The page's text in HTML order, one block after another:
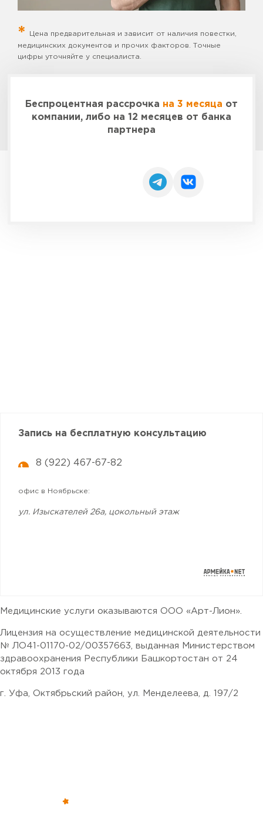
*
Цена предварительная и зависит от наличия повестки,
медицинских документов и прочих факторов. Точные
цифры уточняйте у специалиста.
Беспроцентная рассрочка на 3 месяца от
компании, либо на 12 месяцев от банка
партнера
Запись на бесплатную консультацию
8 (922) 467-67-82
офис в Ноябрьске:
ул. Изыскателей 26а, цокольный этаж
Медицинские услуги оказываются ООО «Арт-Лион»
Лицензия на осуществление медицинской деятельности
№ ЛО41-01170-02/00357663 , выданная
Министерством
здравоохранения Республики Башкортостан от 24
октября 2013 года
г. Уфа, Октябрьский район, ул. Менделеева, д. 197/2